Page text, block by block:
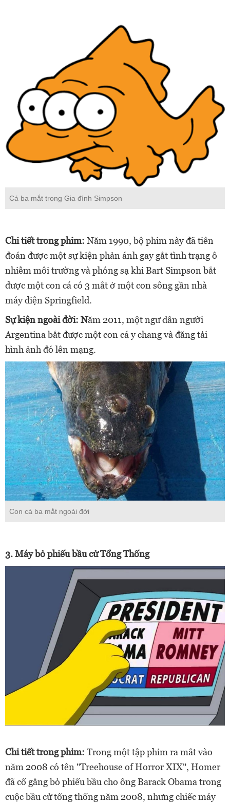
Cá ba mắt trong Gia đình Simpson
Chi tiết trong phim: Năm 1990, bộ phim này đã tiên
đoán được một sự kiện phản ánh gay gắt tình trạng ô
nhiễm môi trường và phóng sạ khi Bart Simpson bắt
được một con cá có 3 mắt ở một con sông gần nhà
máy điện Springfield.
Sự kiện ngoài đời: Năm 2011, một ngư dân người
Argentina bắt được một con cá y chang và đăng tải
hình ảnh đó lên mạng.
Con cá ba mắt ngoài đời
3. Máy bỏ phiếu bầu cử Tổng Thống
Chi tiết trong phim: Trong một tập phim ra mắt vào
năm 2008 có tên "Treehouse of Horror XIX", Homer
đã cố gắng bỏ phiếu bầu cho ông Barack Obama trong
cuộc bầu cử tổng thống năm 2008, nhưng chiếc máy